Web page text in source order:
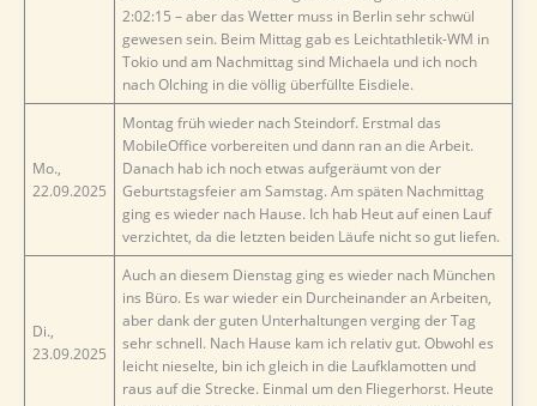
2:02:15 – aber das Wetter muss in Berlin sehr schwül
gewesen sein. Beim Mittag gab es Leichtathletik-WM in
Tokio und am Nachmittag sind Michaela und ich noch
nach Olching in die völlig überfüllte Eisdiele.
Mo.,
22.09.2025
Montag früh wieder nach Steindorf. Erstmal das
MobileOffice vorbereiten und dann ran an die Arbeit.
Danach hab ich noch etwas aufgeräumt von der
Geburtstagsfeier am Samstag. Am späten Nachmittag
ging es wieder nach Hause. Ich hab Heut auf einen Lauf
verzichtet, da die letzten beiden Läufe nicht so gut liefen.
Di.,
23.09.2025
Auch an diesem Dienstag ging es wieder nach München
ins Büro. Es war wieder ein Durcheinander an Arbeiten,
aber dank der guten Unterhaltungen verging der Tag
sehr schnell. Nach Hause kam ich relativ gut. Obwohl es
leicht nieselte, bin ich gleich in die Laufklamotten und
raus auf die Strecke. Einmal um den Fliegerhorst. Heute